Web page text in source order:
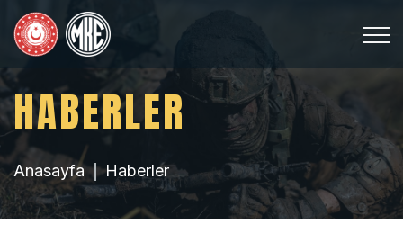
HABERLER
Anasayfa Haberler